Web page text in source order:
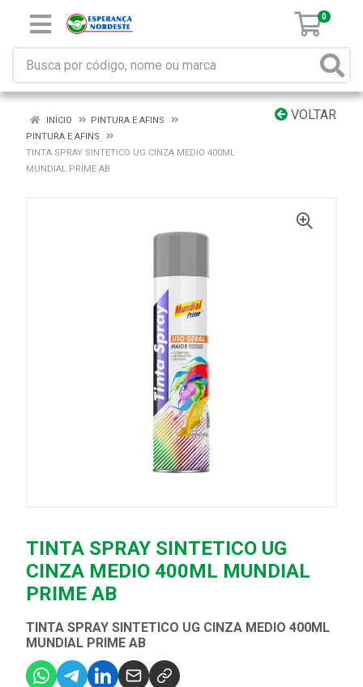
0
VOLTAR
INÍCIO
PINTURA E AFINS
PINTURA E AFINS
TINTA SPRAY SINTETICO UG CINZA MEDIO 400ML
MUNDIAL PRIME AB
TINTA SPRAY SINTETICO UG
CINZA MEDIO 400ML MUNDIAL
PRIME AB
TINTA SPRAY SINTETICO UG CINZA MEDIO 400ML
MUNDIAL PRIME AB